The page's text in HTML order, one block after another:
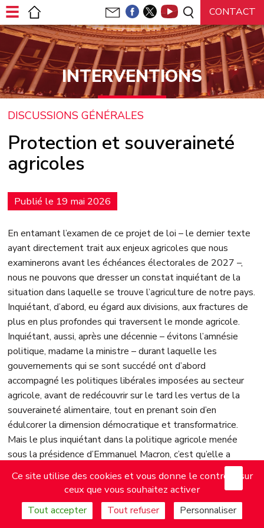
INTERVENTIONS
DISCUSSIONS GÉNÉRALES
Protection et souveraineté
agricoles
Publié le 19 mai 2026
En entamant l’examen de ce projet de loi –⁠ le dernier texte
ayant directement trait aux enjeux agricoles que nous
examinerons avant les échéances électorales de 2027 –,
nous ne pouvons que dresser un constat inquiétant de la
situation dans laquelle se trouve l’agriculture de notre pays.
Inquiétant, d’abord, eu égard aux divisions, aux fractures de
plus en plus profondes qui traversent le monde agricole.
Inquiétant, aussi, après une décennie –⁠ évitons l’amnésie
politique, madame la ministre – durant laquelle les
gouvernements qui se sont succédé ont d’abord
accompagné les politiques libérales imposées au secteur
agricole, avant de redécouvrir sur le tard les vertus de la
souveraineté alimentaire, tout en prenant soin d’en
édulcorer la dimension démocratique et transformatrice.
Mais le plus inquiétant dans la politique agricole menée
sous la présidence d’Emmanuel Macron, c’est qu’elle a
considérablement retardé l’accompagnement de tous les
agriculteurs français vers une agriculture plus durable ; le
plus inquiétant, c’est ce refus constant de doter à nouveau
l’État et l’Union européenne de puissants outils
Panneau de gestion des cookies
Ce site utilise des cookies et vous donne le contrôle sur
ceux que vous souhaitez activer
Tout accepter Tout refuser Personnaliser